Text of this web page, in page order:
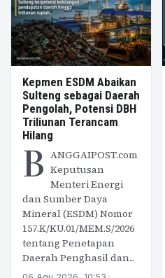
Kepmen ESDM Abaikan
Sulteng sebagai Daerah
Pengolah, Potensi DBH
Triliunan Terancam
Hilang
B ANGGAIPOST.com
Keputusan
Menteri Energi
dan Sumber Daya
Mineral (ESDM) Nomor
157.K/KU.01/MEM.S/2026
tentang Penetapan
Daerah Penghasil dan...